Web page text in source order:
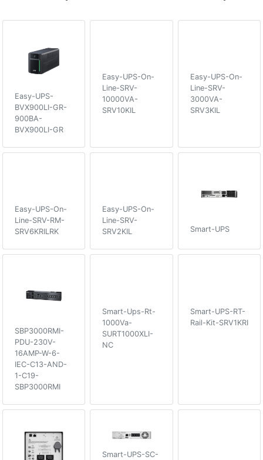
Easy-UPS-
BVX900LI-GR-
900ВA-
BVX900LI-GR
Easy-UPS-On-
Line-SRV-
10000VA-
SRV10KIL
Easy-UPS-On-
Line-SRV-
3000VA-
SRV3KIL
Easy-UPS-On-
Line-SRV-RM-
SRV6KRILRK
Easy-UPS-On-
Line-SRV-
SRV2KIL
Smart-UPS
SBP3000RMI-
PDU-230V-
16AMP-W-6-
IEC-C13-AND-
1-C19-
SBP3000RMI
Smart-Ups-Rt-
1000Va-
SURT1000XLI-
NC
Smart-UPS-RT-
Rail-Kit-SRV1KRI
Smart-UPS-SC-